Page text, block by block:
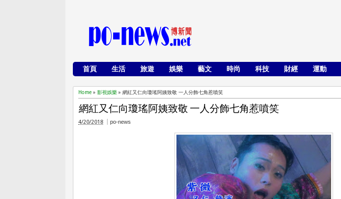
首頁 生活 旅遊 娛樂 藝文 時尚 科技 財經 運動
Home » 影視娛樂 » 網紅又仁向瓊瑤阿姨致敬 一人分飾七角惹噴笑
網紅又仁向瓊瑤阿姨致敬 一人分飾七角惹噴笑
4/20/2018 po-news